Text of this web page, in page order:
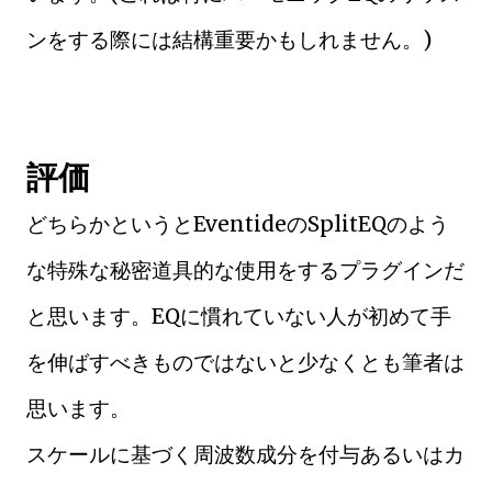
ンをする際には結構重要かもしれません。)
評価
どちらかというとEventideのSplitEQのよう
な特殊な秘密道具的な使用をするプラグインだ
と思います。EQに慣れていない人が初めて手
を伸ばすべきものではないと少なくとも筆者は
思います。
スケールに基づく周波数成分を付与あるいはカ